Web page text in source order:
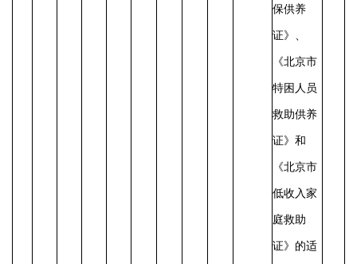
保供养
证》、
《北京市
特困人员
救助供养
证》和
《北京市
低收入家
庭救助
证》的适